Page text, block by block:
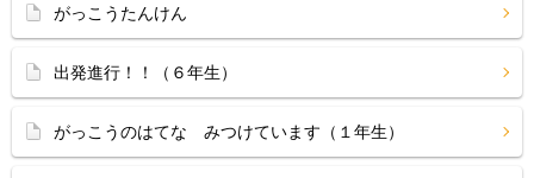
がっこうたんけん
出発進行！！（６年生）
がっこうのはてな みつけています（１年生）